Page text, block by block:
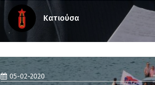
Κατιούσα
05-02-2020